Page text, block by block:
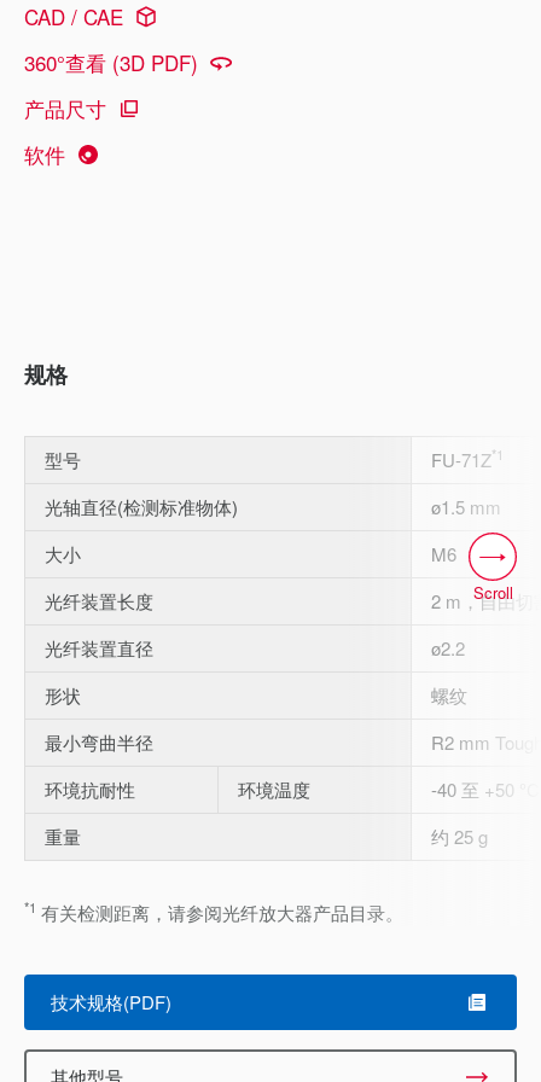
CAD / CAE
360°查看 (3D PDF)
产品尺寸
软件
规格
型号 FU-71Z*1
光轴直径(检测标准物体)
ø1.5 mm
大小
M6
光纤装置长度
2 m，自由切
光纤装置直径
ø2.2
形状
螺纹
最小弯曲半径
R2 mm
环境抗耐性
环境温度
-40 至 +50 °C
重量
约 25 g
*1 有关检测距离，请参阅光纤放大器产品目录。
Scroll
技术规格(PDF)
其他型号